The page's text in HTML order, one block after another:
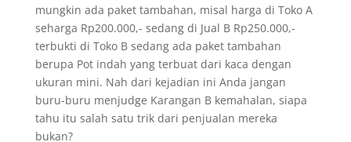
mungkin ada paket tambahan, misal harga di Toko A
seharga Rp200.000,- sedang di Jual B Rp250.000,-
terbukti di Toko B sedang ada paket tambahan
berupa Pot indah yang terbuat dari kaca dengan
ukuran mini. Nah dari kejadian ini Anda jangan
buru-buru menjudge Karangan B kemahalan, siapa
tahu itu salah satu trik dari penjualan mereka
bukan?